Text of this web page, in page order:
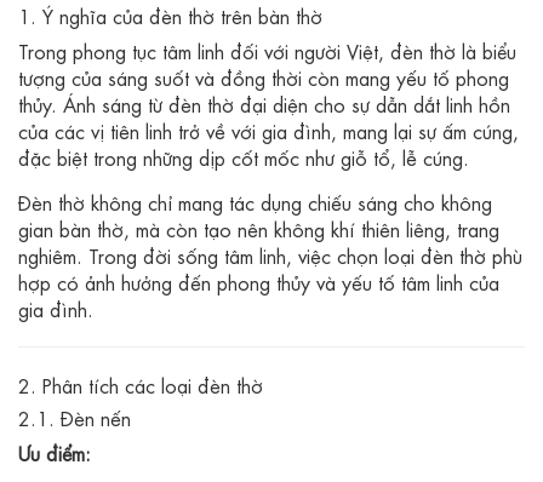
1. Ý nghĩa của đèn thờ trên bàn thờ
Trong phong tục tâm linh đối với người Việt, đèn thờ là biểu
tượng của sáng suốt và đồng thời còn mang yếu tố phong
thủy. Ánh sáng từ đèn thờ đại diện cho sự dẫn dắt linh hồn
của các vị tiên linh trở về với gia đình, mang lại sự ấm cúng,
đặc biệt trong những dịp cốt mốc như giỗ tổ, lễ cúng.
Đèn thờ không chỉ mang tác dụng chiếu sáng cho không
gian bàn thờ, mà còn tạo nên không khí thiên liêng, trang
nghiêm. Trong đời sống tâm linh, việc chọn loại đèn thờ phù
hợp có ảnh hưởng đến phong thủy và yếu tố tâm linh của
gia đình.
2. Phân tích các loại đèn thờ
2.1. Đèn nến
Ưu điểm: